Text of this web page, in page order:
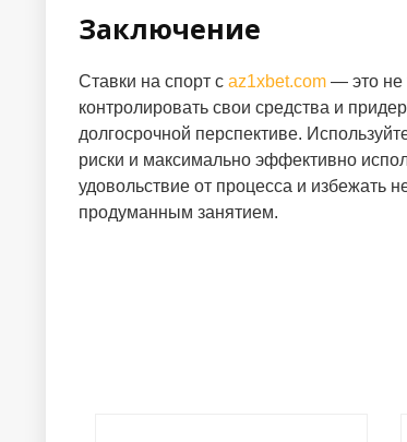
Заключение
Ставки на спорт с az1xbet.com — это не
контролировать свои средства и
долгосрочной перспективе.
риски и максимально эффективно
удовольствие от процесса и избежать
продуманным занятием.